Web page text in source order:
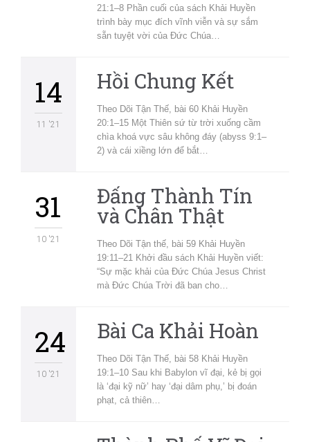
21:1–8 Phần cuối của sách Khải Huyền
trình bày mục đích vĩnh viễn và sự sắm
sẵn tuyệt vời của Đức Chúa…
14
11 '21
Hồi Chung Kết
Theo Dõi Tận Thế, bài 60 Khải Huyền
20:1–15 Một Thiên sứ từ trời xuống cầm
chìa khoá vực sâu không đáy (abyss 9:1–
2) và cái xiềng lớn để bắt…
31
10 '21
Đấng Thành Tín
và Chân Thật
Theo Dõi Tận thế, bài 59 Khải Huyền
19:11–21 Khởi đầu sách Khải Huyền viết:
“Sự mặc khải của Đức Chúa Jesus Christ
mà Đức Chúa Trời đã ban cho…
24
10 '21
Bài Ca Khải Hoàn
Theo Dõi Tận Thế, bài 58 Khải Huyền
19:1–10 Sau khi Babylon vĩ đại, kẻ bị gọi
là ‘đại kỹ nữ’ hay ‘đại dâm phụ,’ bị đoán
phạt, cả thiên…